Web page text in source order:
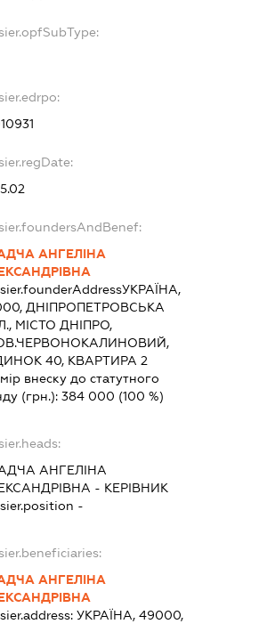
АНГЕЛІНА
УКРАЇНА,
ДНІПРОПЕТРОВСЬКА
МІСТО ДНІПРО,
40, КВАРТИРА 2
внеску до статутного
(грн.): 384 000 (100 %)
АНГЕЛІНА
- КЕРІВНИК
-
АНГЕЛІНА
УКРАЇНА, 49000,